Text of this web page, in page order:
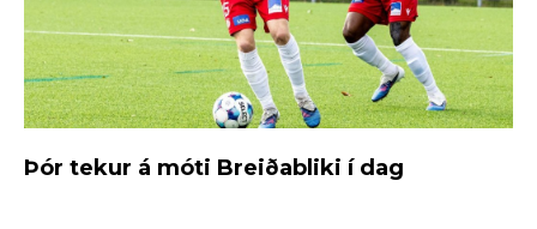
Þór tekur á móti Breiðabliki í dag